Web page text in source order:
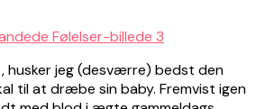
husker jeg (desværre) bedst den
til at dræbe sin baby. Fremvist igen